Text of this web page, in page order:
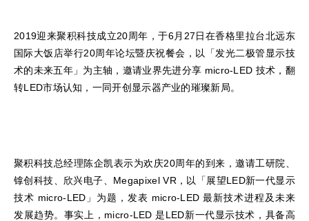
2019迎来聚积科技成立20周年，于6月27日在香格里拉台北远东
国际大饭店举行20周年论坛暨庆祝餐会，以「发光二极管显示技
术的未来五年」为主轴，邀请业界先进分享 micro-LED 技术，翻
转LED市场认知，一同开创显示器产业的璀璨新局。
聚积科技总经理陈企凯表示为欢庆20周年的到来，邀请工研院、
镎创科技、欣兴电子、Megapixel VR，以「展望LED新一代显示
技术 micro-LED」为题，发表 micro-LED 最新技术进程及未来
发展趋势。事实上，micro-LED 是LED新一代显示技术，具备高